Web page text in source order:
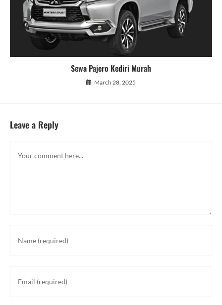
Sewa Pajero Kediri Murah
March 28, 2025
Leave a Reply
your
username
your